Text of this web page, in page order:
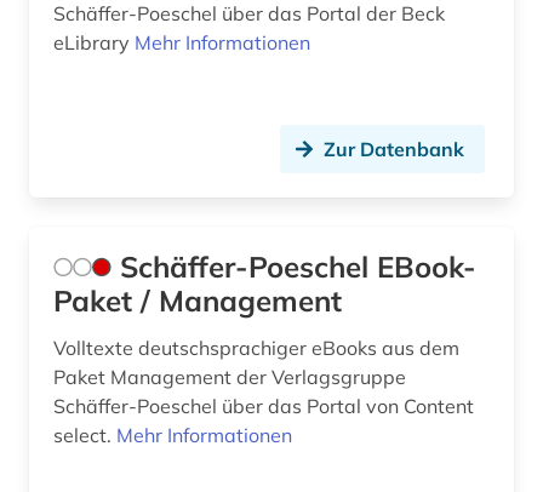
Schäffer-Poeschel über das Portal der Beck
eLibrary Mehr Informationen
Zur Datenbank
Schäffer-Poeschel EBook-
Paket / Management
Volltexte deutschsprachiger eBooks aus dem
Paket Management der Verlagsgruppe
Schäffer-Poeschel über das Portal von Content
select. Mehr Informationen